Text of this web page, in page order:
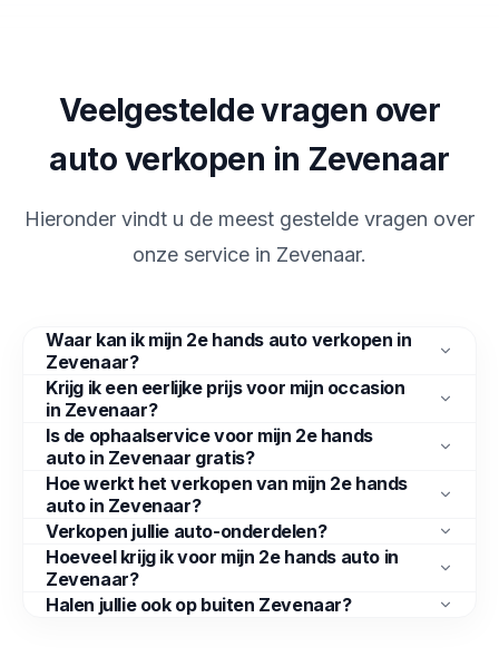
Veelgestelde vragen over
auto verkopen in Zevenaar
Hieronder vindt u de meest gestelde vragen over
onze service in Zevenaar.
Waar kan ik mijn 2e hands auto verkopen in
Zevenaar?
Krijg ik een eerlijke prijs voor mijn occasion
in Zevenaar?
Is de ophaalservice voor mijn 2e hands
auto in Zevenaar gratis?
Hoe werkt het verkopen van mijn 2e hands
auto in Zevenaar?
Verkopen jullie auto-onderdelen?
Hoeveel krijg ik voor mijn 2e hands auto in
Zevenaar?
Halen jullie ook op buiten Zevenaar?